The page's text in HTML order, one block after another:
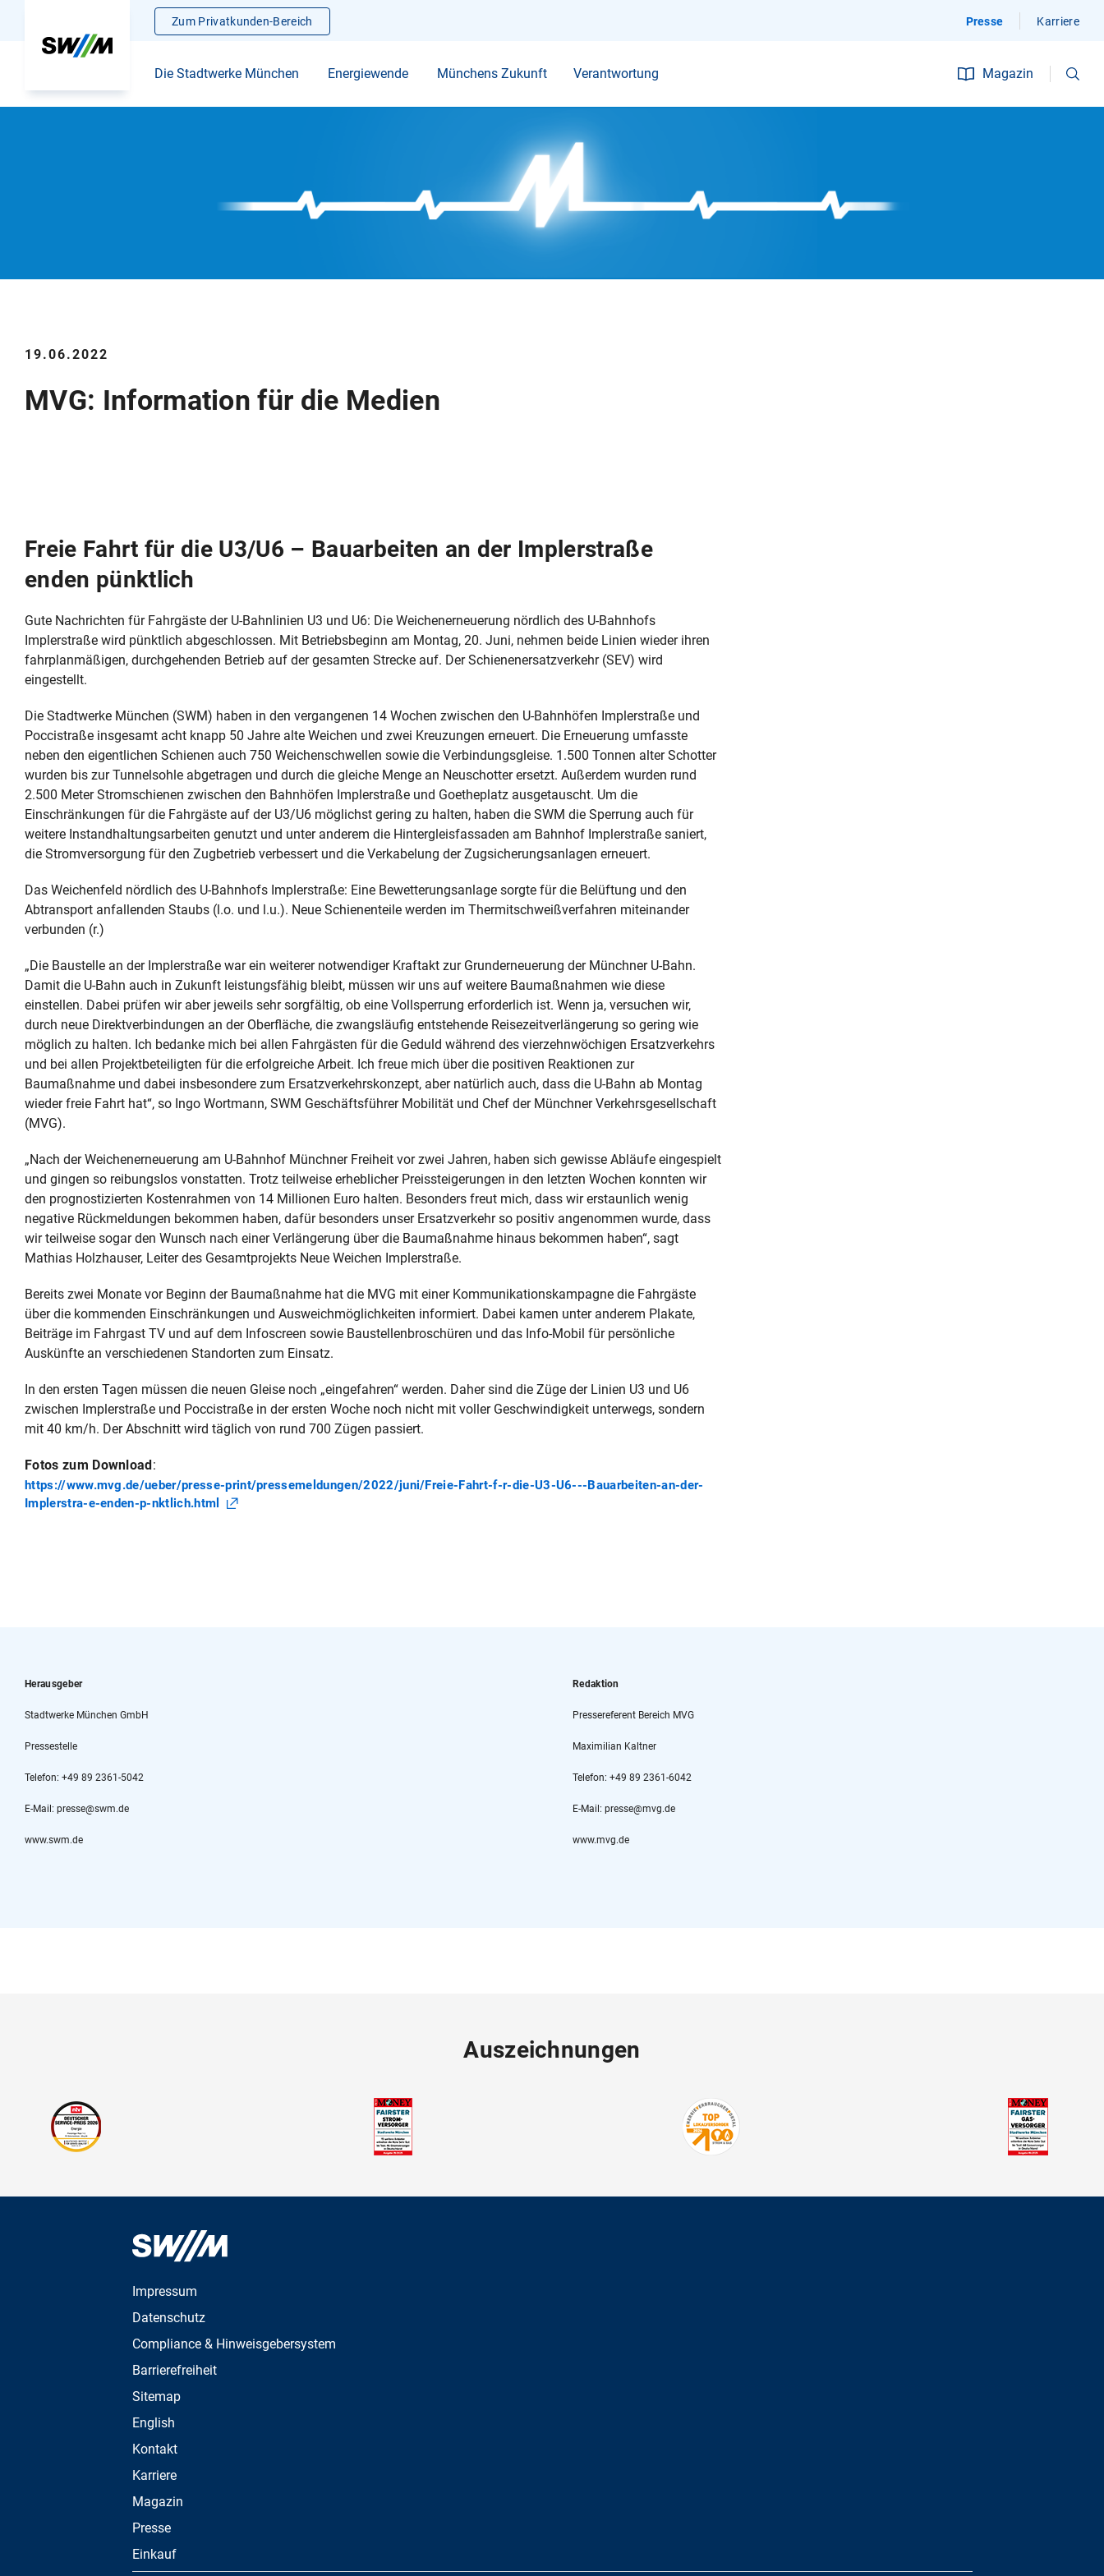
Zum Privatkunden-Bereich Presse Karriere
Die Stadtwerke München Energiewende Münchens Zukunft Verantwortung Magazin
19.06.2022
MVG: Information für die Medien
Freie Fahrt für die U3/U6 – Bauarbeiten an der Implerstraße
enden pünktlich
Gute Nachrichten für Fahrgäste der U-Bahnlinien U3 und U6: Die Weichenerneuerung nördlich des U-Bahnhofs
Implerstraße wird pünktlich abgeschlossen. Mit Betriebsbeginn am Montag, 20. Juni, nehmen beide Linien wieder ihren
fahrplanmäßigen, durchgehenden Betrieb auf der gesamten Strecke auf. Der Schienenersatzverkehr (SEV) wird
eingestellt.
Die Stadtwerke München (SWM) haben in den vergangenen 14 Wochen zwischen den U-Bahnhöfen Implerstraße und
Poccistraße insgesamt acht knapp 50 Jahre alte Weichen und zwei Kreuzungen erneuert. Die Erneuerung umfasste
neben den eigentlichen Schienen auch 750 Weichenschwellen sowie die Verbindungsgleise. 1.500 Tonnen alter Schotter
wurden bis zur Tunnelsohle abgetragen und durch die gleiche Menge an Neuschotter ersetzt. Außerdem wurden rund
2.500 Meter Stromschienen zwischen den Bahnhöfen Implerstraße und Goetheplatz ausgetauscht. Um die
Einschränkungen für die Fahrgäste auf der U3/U6 möglichst gering zu halten, haben die SWM die Sperrung auch für
weitere Instandhaltungsarbeiten genutzt und unter anderem die Hintergleisfassaden am Bahnhof Implerstraße saniert,
die Stromversorgung für den Zugbetrieb verbessert und die Verkabelung der Zugsicherungsanlagen erneuert.
Das Weichenfeld nördlich des U-Bahnhofs Implerstraße: Eine Bewetterungsanlage sorgte für die Belüftung und den
Abtransport anfallenden Staubs (l.o. und l.u.). Neue Schienenteile werden im Thermitschweißverfahren miteinander
verbunden (r.)
„Die Baustelle an der Implerstraße war ein weiterer notwendiger Kraftakt zur Grunderneuerung der Münchner U-Bahn.
Damit die U-Bahn auch in Zukunft leistungsfähig bleibt, müssen wir uns auf weitere Baumaßnahmen wie diese
einstellen. Dabei prüfen wir aber jeweils sehr sorgfältig, ob eine Vollsperrung erforderlich ist. Wenn ja, versuchen wir,
durch neue Direktverbindungen an der Oberfläche, die zwangsläufig entstehende Reisezeitverlängerung so gering wie
möglich zu halten. Ich bedanke mich bei allen Fahrgästen für die Geduld während des vierzehnwöchigen Ersatzverkehrs
und bei allen Projektbeteiligten für die erfolgreiche Arbeit. Ich freue mich über die positiven Reaktionen zur
Baumaßnahme und dabei insbesondere zum Ersatzverkehrskonzept, aber natürlich auch, dass die U-Bahn ab Montag
wieder freie Fahrt hat“, so Ingo Wortmann, SWM Geschäftsführer Mobilität und Chef der Münchner Verkehrsgesellschaft
(MVG).
„Nach der Weichenerneuerung am U-Bahnhof Münchner Freiheit vor zwei Jahren, haben sich gewisse Abläufe eingespielt
und gingen so reibungslos vonstatten. Trotz teilweise erheblicher Preissteigerungen in den letzten Wochen konnten wir
den prognostizierten Kostenrahmen von 14 Millionen Euro halten. Besonders freut mich, dass wir erstaunlich wenig
negative Rückmeldungen bekommen haben, dafür besonders unser Ersatzverkehr so positiv angenommen wurde, dass
wir teilweise sogar den Wunsch nach einer Verlängerung über die Baumaßnahme hinaus bekommen haben“, sagt
Mathias Holzhauser, Leiter des Gesamtprojekts Neue Weichen Implerstraße.
Bereits zwei Monate vor Beginn der Baumaßnahme hat die MVG mit einer Kommunikationskampagne die Fahrgäste
über die kommenden Einschränkungen und Ausweichmöglichkeiten informiert. Dabei kamen unter anderem Plakate,
Beiträge im Fahrgast TV und auf dem Infoscreen sowie Baustellenbroschüren und das Info-Mobil für persönliche
Auskünfte an verschiedenen Standorten zum Einsatz.
In den ersten Tagen müssen die neuen Gleise noch „eingefahren“ werden. Daher sind die Züge der Linien U3 und U6
zwischen Implerstraße und Poccistraße in der ersten Woche noch nicht mit voller Geschwindigkeit unterwegs, sondern
mit 40 km/h. Der Abschnitt wird täglich von rund 700 Zügen passiert.
Fotos zum Download:
https://www.mvg.de/ueber/presse-print/pressemeldungen/2022/juni/Freie-Fahrt-f-r-die-U3-U6---Bauarbeiten-an-der-
Implerstra-e-enden-p-nktlich.html
Herausgeber
Stadtwerke München GmbH
Pressestelle
Telefon: +49 89 2361-5042
E-Mail: presse@swm.de
www.swm.de
Redaktion
Pressereferent Bereich MVG
Maximilian Kaltner
Telefon: +49 89 2361-6042
E-Mail: presse@mvg.de
www.mvg.de
Auszeichnungen
Impressum
Datenschutz
Compliance & Hinweisgebersystem
Barrierefreiheit
Sitemap
English
Kontakt
Karriere
Magazin
Presse
Einkauf